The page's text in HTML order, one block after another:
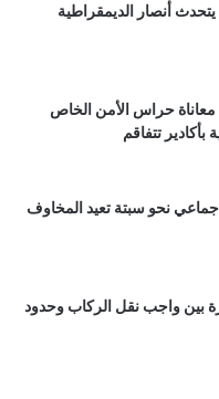
أنصار الديمقراطية
معاناة حراس الأمن الخاص
بأكادير تتفاقم
نحو سبتة تعيد المخاوف
بين واجب نقل الركاب وحدود